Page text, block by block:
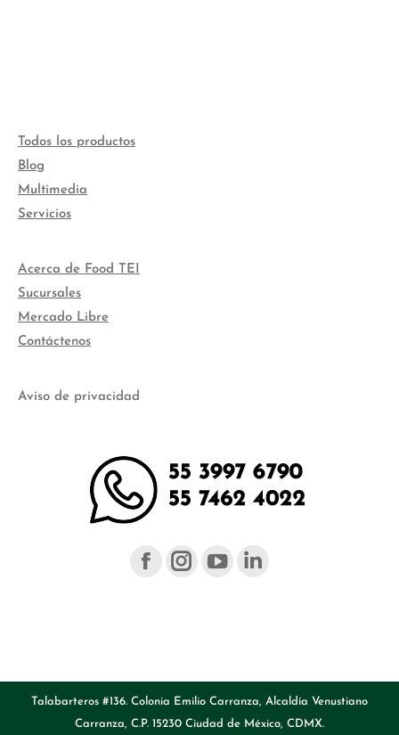
Todos los productos
Blog
Multimedia
Servicios
Acerca de Food TEI
Sucursales
Mercado Libre
Contáctenos
Aviso de privacidad
Facebook
in
new
Instagram
in
new
YouTube
in
new
in
new
Talabarteros #136. Colonia Emilio Carranza, Alcaldía Venustiano
Carranza, C.P. 15230 Ciudad de México, CDMX.